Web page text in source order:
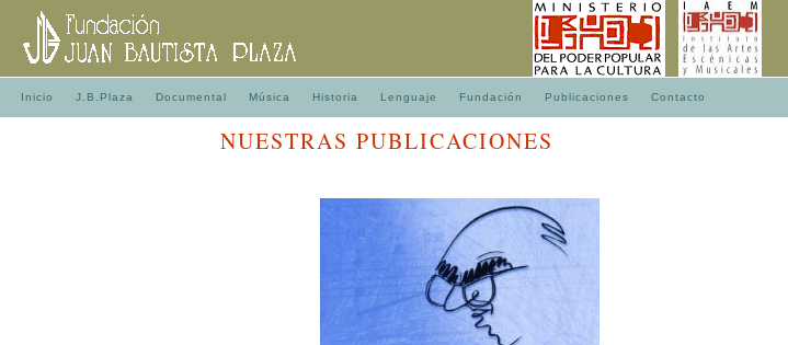
Inicio J.B.Plaza Documental Música Historia Lenguaje Fundación Publicaciones Contacto
NUESTRAS PUBLICACIONES